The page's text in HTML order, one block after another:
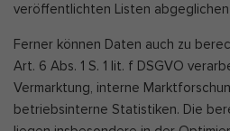
veröffentlichten Listen
Ferner können Daten auch zu
Art. 6 Abs. 1 S. 1 lit. f DSGVO
Vermarktung, interne
betriebsinterne Statistiken. Die